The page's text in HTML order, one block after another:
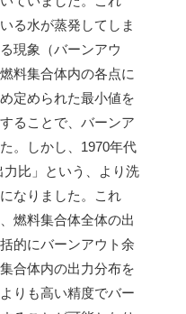
る水が蒸発してしま
現象（バーンアウ
料集合体内の各点に
定められた最小値を
ることで、バーンア
。しかし、1970年代
比」という、より洗
なりました。これ
燃料集合体全体の出
的にバーンアウト余
合体内の出力分布を
りも高い精度でバー